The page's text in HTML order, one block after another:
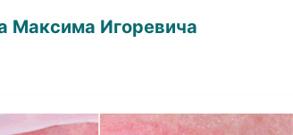
Максима Игоревича